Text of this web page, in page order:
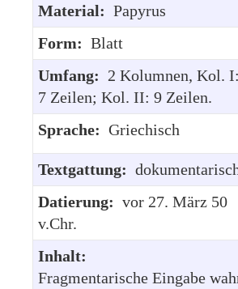
Material: Papyrus
Form: Blatt
Umfang: 2 Kolumnen, Kol. I:
7 Zeilen; Kol. II: 9 Zeilen.
Sprache: Griechisch
Textgattung:
Datierung: vor 27. März 50
v.Chr.
Inhalt:
Fragmentarische Eingabe